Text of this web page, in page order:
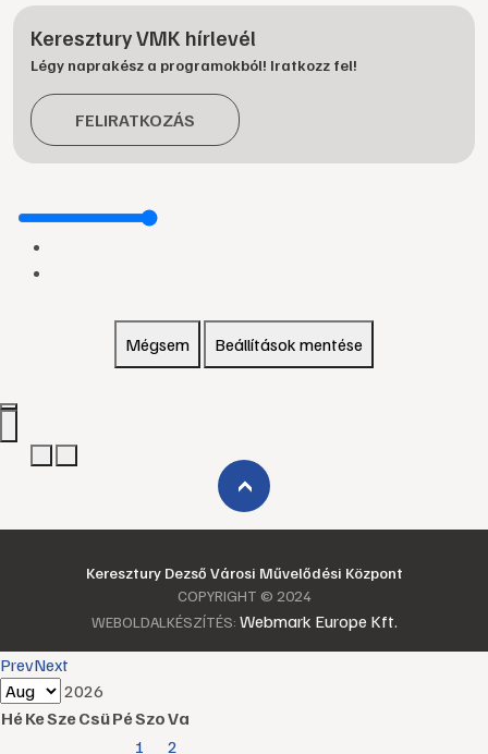
Keresztury VMK hírlevél
Légy naprakész a programokból! Iratkozz fel!
FELIRATKOZÁS
Mégsem Beállítások mentése
›
Keresztury Dezső Városi Művelődési Központ
COPYRIGHT © 2024
WEBOLDALKÉSZÍTÉS: Webmark Europe Kft.
PrevNext
2026
HéKeSzeCsüPéSzoVa
1
2